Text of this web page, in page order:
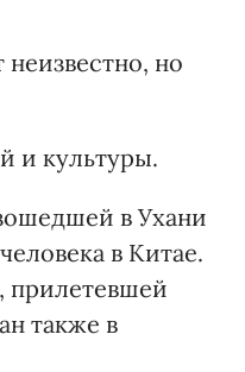
но
и культуры.
в Ухани
в Китае.
прилетевшей
также в